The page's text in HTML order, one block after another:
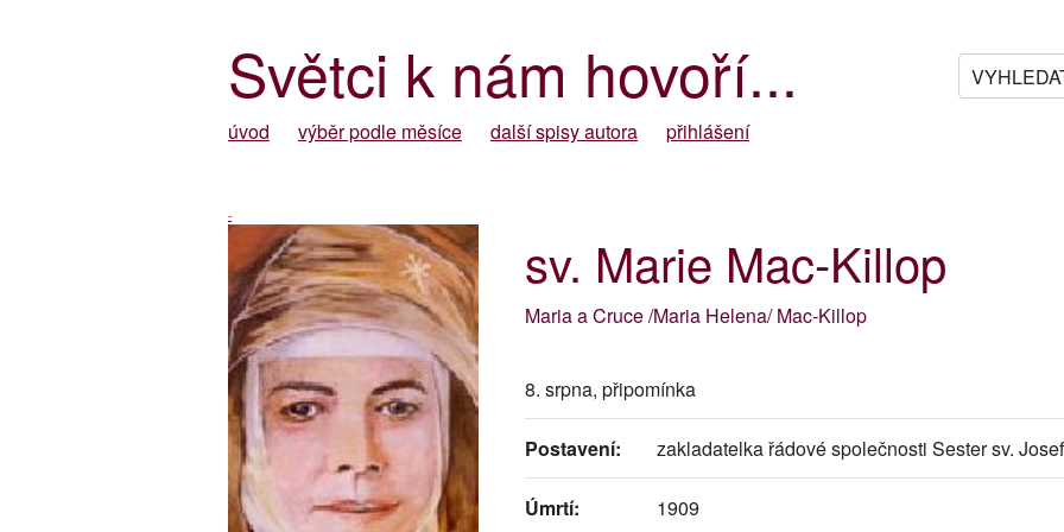
Světci k nám hovoří...
úvod výběr podle měsíce další spisy autora přihlášení
-
sv. Marie Mac-Killop
Maria a Cruce /Maria Helena/ Mac-Killop
8. srpna, připomínka
Postavení: zakladatelka řádové společnosti Sester sv.
Úmrtí: 1909